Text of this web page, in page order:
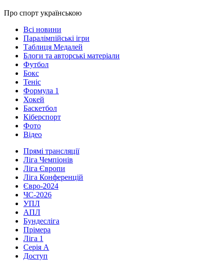
Про спорт українською
Всі новини
Паралімпійські ігри
Таблиця Медалей
Блоги та авторські матеріали
Футбол
Бокс
Теніс
Формула 1
Хокей
Баскетбол
Кіберспорт
Фото
Відео
Прямі трансляції
Ліга Чемпіонів
Ліга Європи
Ліга Конференцій
Євро-2024
ЧС-2026
УПЛ
АПЛ
Бундесліга
Прімера
Ліга 1
Серія А
Доступ